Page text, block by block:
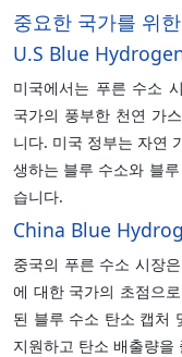
중요한 국가를 위
U.S Blue
미국에서는 푸른 수소
국가의 풍부한 천연 가
니다. 미국 정부는 자연
생하는 블루 수소와 블
습니다.
China Blue
중국의 푸른 수소 시장
에 대한 국가의 초점으
된 블루 수소 탄소 캡처
지원하고 탄소 배출량을